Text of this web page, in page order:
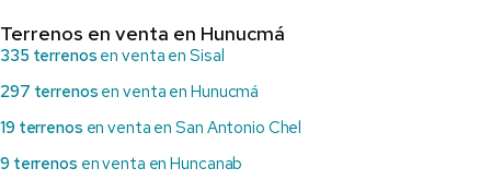
Terrenos en venta en Hunucmá
335 terrenos en venta en Sisal
297 terrenos en venta en Hunucmá
19 terrenos en venta en San Antonio Chel
9 terrenos en venta en Huncanab